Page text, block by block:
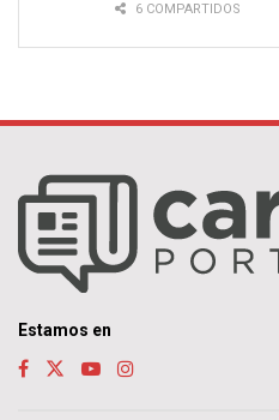
6 COMPARTIDOS
Estamos en